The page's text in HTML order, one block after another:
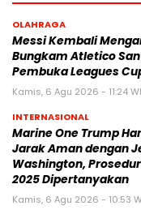
OLAHRAGA
Messi Kembali
Bungkam Atletico
Pembuka Leagues
Kamis, 6 Agu 2026 - 11:24
INTERNASIONAL
Marine One Trump
Jarak Aman dengan
Washington,
2025 Dipertanyakan
Kamis, 6 Agu 2026 - 10:53